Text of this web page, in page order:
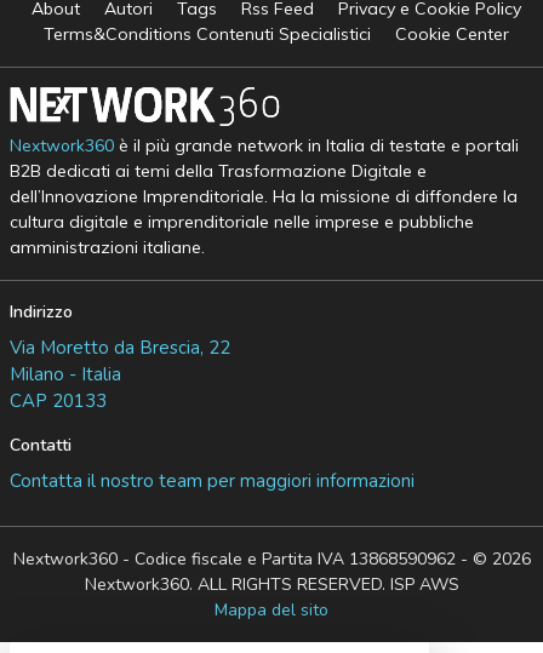
About Autori Tags Rss Feed
Privacy e Cookie Policy
Terms&Conditions Contenuti Specialistici
Cookie Center
Nextwork360è il più grande network in Italia di testate e portali
B2B dedicati ai temi della Trasformazione Digitale e
dell’Innovazione Imprenditoriale. Ha la missione di diffondere la
cultura digitale e imprenditoriale nelle imprese e pubbliche
amministrazioni italiane.
Indirizzo
Via Moretto da Brescia, 22
Milano - Italia
CAP 20133
Contatti
Contatta il nostro team per maggiori informazioni
Nextwork360 - Codice fiscale e Partita IVA 13868590962 - © 2026
Nextwork360. ALL RIGHTS RESERVED. ISP AWS
Mappa del sito